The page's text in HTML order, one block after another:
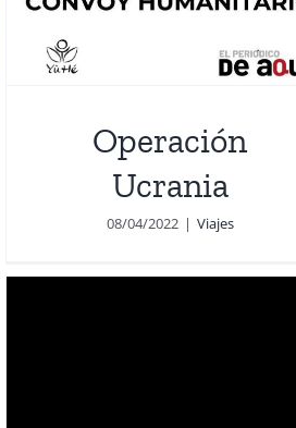
Operación
Ucrania
08/04/2022 | Viajes